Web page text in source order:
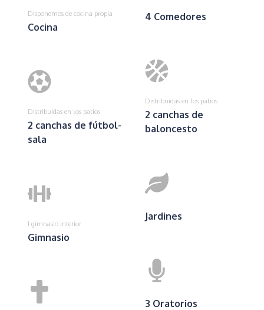
Disponemos de cocina propia
Cocina
Distribuidas en los patios
2 canchas de fútbol-
sala
1 gimnasio interior
Gimnasio
4 Comedores
Distribuidas en los patios
2 canchas de
baloncesto
Jardines
3 Oratorios